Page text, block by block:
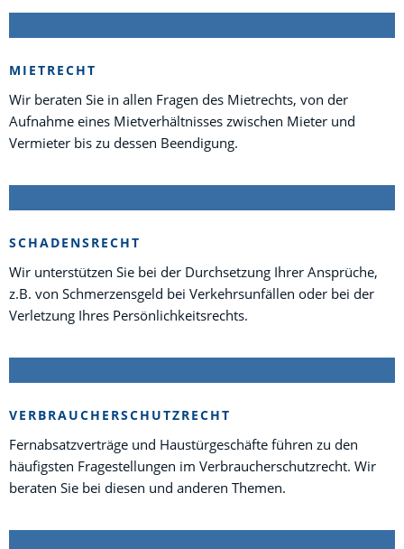
MIETRECHT
Wir beraten Sie in allen Fragen des Mietrechts, von der
Aufnahme eines Mietverhältnisses zwischen Mieter und
Vermieter bis zu dessen Beendigung.
SCHADENSRECHT
Wir unterstützen Sie bei der Durchsetzung Ihrer Ansprüche,
z.B. von Schmerzensgeld bei Verkehrsunfällen oder bei der
Verletzung Ihres Persönlichkeitsrechts.
VERBRAUCHERSCHUTZRECHT
Fernabsatzverträge und Haustürgeschäfte führen zu den
häufigsten Fragestellungen im Verbraucherschutzrecht. Wir
beraten Sie bei diesen und anderen Themen.